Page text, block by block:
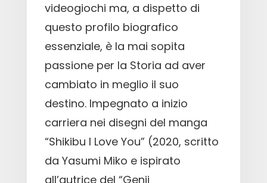
videogiochi ma, a dispetto di
questo profilo biografico
essenziale, è la mai sopita
passione per la Storia ad aver
cambiato in meglio il suo
destino. Impegnato a inizio
carriera nei disegni del manga
“Shikibu I Love You” (2020, scritto
da Yasumi Miko e ispirato
all’autrice del “Genji